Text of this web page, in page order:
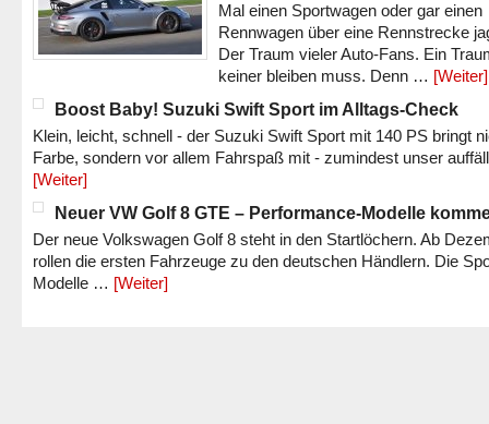
Mal einen Sportwagen oder gar einen
Rennwagen über eine Rennstrecke
Der Traum vieler Auto-Fans. Ein
keiner bleiben muss. Denn … [Weiter]
Boost Baby! Suzuki Swift Sport im Alltags-Check
Klein, leicht, schnell - der Suzuki Swift Sport mit 140 PS bringt
Farbe, sondern vor allem Fahrspaß mit - zumindest unser
[Weiter]
Neuer VW Golf 8 GTE – Performance-Modelle
Der neue Volkswagen Golf 8 steht in den Startlöchern. Ab
rollen die ersten Fahrzeuge zu den deutschen Händlern. Die
Modelle … [Weiter]